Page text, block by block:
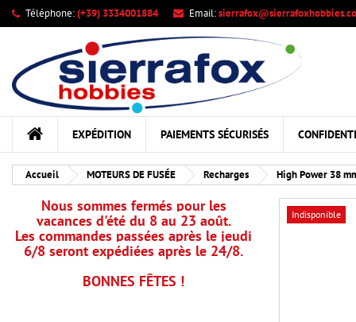
Téléphone:(+39) 3334001884 Email:
EXPÉDITION PAIEMENTS SÉCURISÉS
Accueil MOTEURS DE FUSÉE Recharges High Power 38
Nous sommes fermés pour les
vacances d'été du 8 au 23 août.
Les commandes passées après le jeudi
6/8 seront expédiées après le 24/8.
BONNES FÊTES !
Indisponible